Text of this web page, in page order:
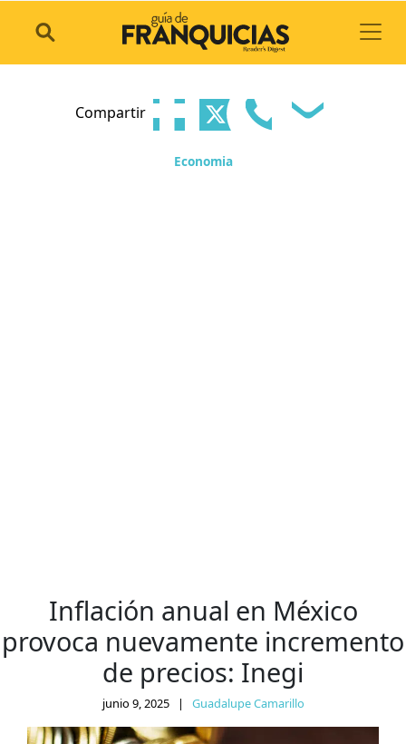
Compartir
Economia
Inflación anual en México
provoca nuevamente incremento
de precios: Inegi
junio 9, 2025 | Guadalupe Camarillo